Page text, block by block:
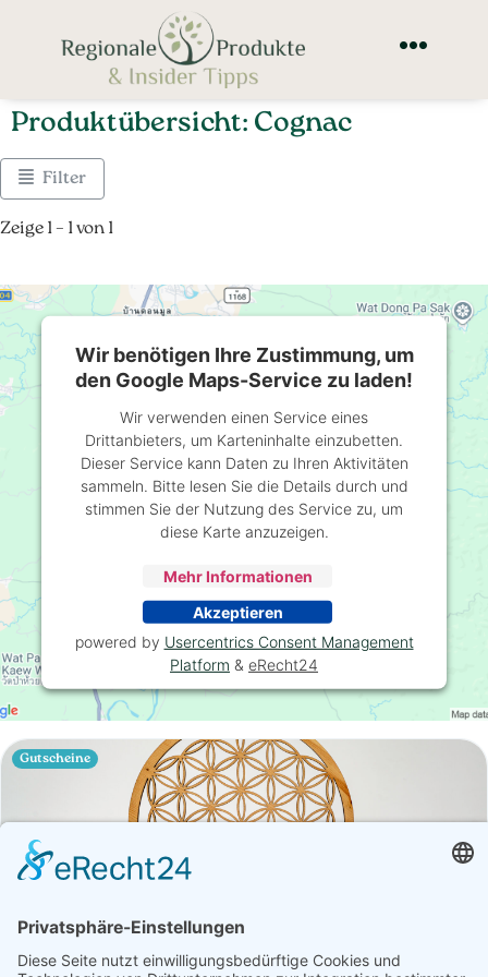
Produktübersicht: Cognac
Filter
Zeige 1 – 1 von 1
Gutscheine
Wir benötigen Ihre Zustimmung, um
den Google Maps-Service zu laden!
Wir verwenden einen Service eines
Drittanbieters, um Karteninhalte einzubetten.
Dieser Service kann Daten zu Ihren Aktivitäten
sammeln. Bitte lesen Sie die Details durch und
stimmen Sie der Nutzung des Service zu, um
diese Karte anzuzeigen.
Mehr Informationen
Akzeptieren
powered by Usercentrics Consent Management
Platform & eRecht24